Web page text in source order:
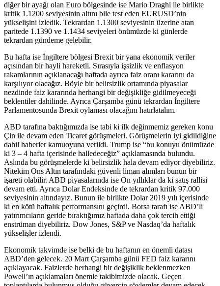
diğer bir ayağı olan Euro bölgesinde ise Mario Draghi ile birlikte
kritik 1.1200 seviyesinin altını bile test eden EURUSD’nin
yükselişini izledik. Tekrardan 1.1300 seviyesinin üzerine atan
paritede 1.1390 ve 1.1434 seviyeleri önümüzde ki günlerde
tekrardan gündeme gelebilir.
Bu hafta ise İngiltere bölgesi Brexit bir yana ekonomik veriler
açısından bir hayli hareketli. Sırasıyla işsizlik ve enflasyon
rakamlarının açıklanacağı haftada ayrıca faiz oranı kararını da
karşılıyor olacağız. Böyle bir belirsizlik ortamında piyasalar
nezdinde faiz kararında herhangi bir değişikliğe gidilmeyeceği
beklentiler dahilinde. Ayrıca Çarşamba günü tekrardan İngiltere
Parlamentosunda Brexit oylaması olacağını hatırlatalım.
ABD tarafına baktığımızda ise tabi ki ilk değinmemiz gereken konu
Çin ile devam eden Ticaret görüşmeleri. Görüşmelerin iyi gidildiğine
dahil haberler kamuoyuna verildi. Trump ise “bu konuyu önümüzde
ki 3 – 4 hafta içerisinde halledeceğiz” açıklamasında bulundu.
Aslında bu görüşmelerde ki belirsizlik hala devam ediyor diyebiliriz.
Nitekim Ons Altın tarafındaki güvenli liman alımları bunun bir
işareti olabilir. ABD piyasalarında ise On yıllıklar da ki satış rallisi
devam etti. Ayrıca Dolar Endeksinde de tekrardan kritik 97.000
seviyesinin altındayız. Bunun ile birlikte Dolar 2019 yılı içerisinde
ki en kötü haftalık performansını geçirdi. Borsa tarafı ise ABD’li
yatırımcıların geride bıraktığımız haftada daha çok tercih ettiği
enstrüman diyebiliriz. Dow Jones, S&P ve Nasdaq’da haftalık
yükselişler izlendi.
Ekonomik takvimde ise belki de bu haftanın en önemli datası
ABD’den gelecek. 20 Mart Çarşamba günü FED faiz kararını
açıklayacak. Faizlerde herhangi bir değişiklik beklenmezken
Powell’ın açıklamaları önemle takibimizde olacak. Geçen